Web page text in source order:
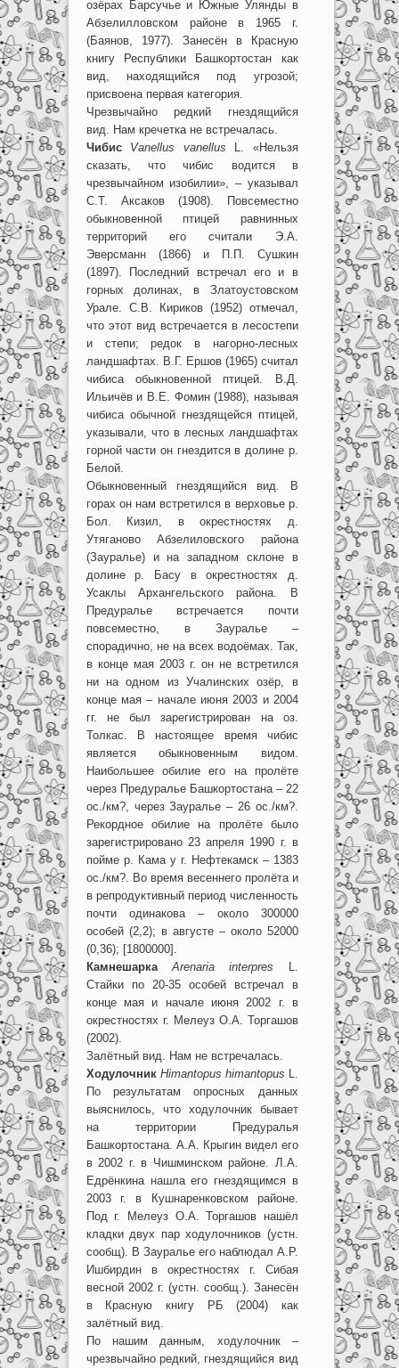
озёрах Барсучье и Южные Улянды в
Абзелилловском районе в 1965 г.
(Баянов, 1977). Занесён в Красную
книгу Республики Башкортостан как
вид, находящийся под угрозой;
присвоена первая категория.
Чрезвычайно редкий гнездящийся
вид. Нам кречетка не встречалась.
Чибис
Vanellus vanellus L. «Нельзя
сказать, что чибис водится в
чрезвычайном изобилии», – указывал
С.Т. Аксаков (1908). Повсеместно
обыкновенной птицей равнинных
территорий его считали Э.А.
Эверсманн (1866) и П.П. Сушкин
(1897). Последний встречал его и в
горных долинах, в Златоустовском
Урале. С.В. Кириков (1952) отмечал,
что этот вид встречается в лесостепи
и степи; редок в нагорно-лесных
ландшафтах. В.Г. Ершов (1965) считал
чибиса обыкновенной птицей. В.Д.
Ильичёв и В.Е. Фомин (1988), называя
чибиса обычной гнездящейся птицей,
указывали, что в лесных ландшафтах
горной части он гнездится в долине р.
Белой.
Обыкновенный гнездящийся вид. В
горах он нам встретился в верховье р.
Бол. Кизил, в окрестностях д.
Утяганово Абзелиловского района
(Зауралье) и на западном склоне в
долине р. Басу в окрестностях д.
Усаклы Архангельского района. В
Предуралье встречается почти
повсеместно, в Зауралье –
спорадично, не на всех водоёмах. Так,
в конце мая 2003 г. он не встретился
ни на одном из Учалинских озёр, в
конце мая – начале июня 2003 и 2004
гг. не был зарегистрирован на оз.
Толкас. В настоящее время чибис
является обыкновенным видом.
Наибольшее обилие его на пролёте
через Предуралье Башкортостана – 22
ос./км?, через Зауралье – 26 ос./км?.
Рекордное обилие на пролёте было
зарегистрировано 23 апреля 1990 г. в
пойме р. Кама у г. Нефтекамск – 1383
ос./км?. Во время весеннего пролёта и
в репродуктивный период численность
почти одинакова – около 300000
особей (2,2); в августе – около 52000
(0,36); [1800000].
Камнешарка
Arenaria interpres
Стайки по 20-35 особей встречал в
конце мая и начале июня 2002 г. в
окрестностях г. Мелеуз О.А. Торгашов
(2002).
Залётный вид. Нам не встречалась.
Ходулочник Himantopus himantopus
По результатам опросных данных
выяснилось, что ходулочник бывает
на территории Предуралья
Башкортостана. А.А. Крыгин видел его
в 2002 г. в Чишминском районе. Л.А.
Едрёнкина нашла его гнездящимся в
2003 г. в Кушнаренковском районе.
Под г. Мелеуз О.А. Торгашов нашёл
кладки двух пар ходулочников (устн.
сообщ). В Зауралье его наблюдал А.Р.
Ишбирдин в окрестностях г. Сибая
весной 2002 г. (устн. сообщ.). Занесён
в Красную книгу РБ (2004) как
залётный вид.
По нашим данным, ходулочник –
чрезвычайно редкий, гнездящийся вид